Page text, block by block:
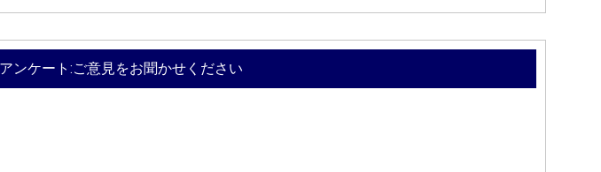
アンケート:ご意見をお聞かせください